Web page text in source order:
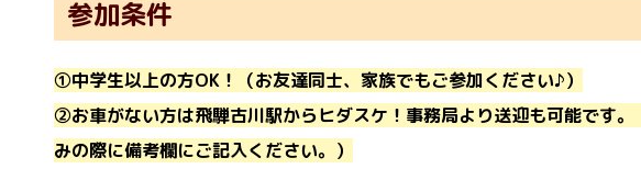
参加条件
①中学生以上の方OK！（お友達同士、家族でもご参加ください♪）
②お車がない方は飛騨古川駅からヒダスケ！事務局より送迎も可能です。
みの際に備考欄にご記入ください。）